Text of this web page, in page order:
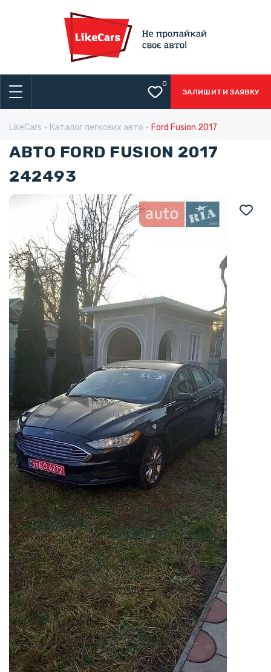
0
ЗАЛИШИТИ ЗАЯВКУ
LikeCars Каталог легкових авто Ford Fusion 2017
АВТО FORD FUSION 2017
242493